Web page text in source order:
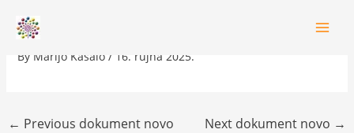
content
ZAKLJUČCI 3. UV
By Marijo Kasalo / 16. rujna 2025.
← Previous dokument novo Next dokument novo →